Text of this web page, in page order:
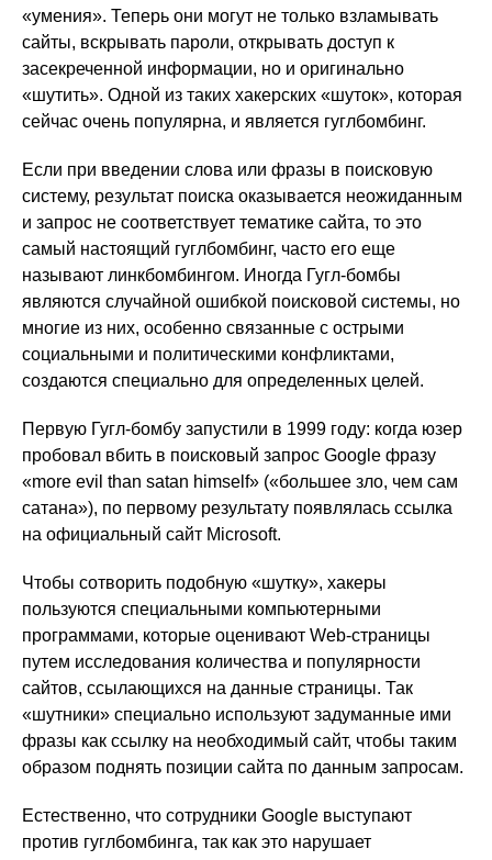
«умения». Теперь они могут не только взламывать
сайты, вскрывать пароли, открывать доступ к
засекреченной информации, но и оригинально
«шутить». Одной из таких хакерских «шуток», которая
сейчас очень популярна, и является гуглбомбинг.
Если при введении слова или фразы в поисковую
систему, результат поиска оказывается неожиданным
и запрос не соответствует тематике сайта, то это
самый настоящий гуглбомбинг, часто его еще
называют линкбомбингом. Иногда Гугл-бомбы
являются случайной ошибкой поисковой системы, но
многие из них, особенно связанные с острыми
социальными и политическими конфликтами,
создаются специально для определенных целей.
Первую Гугл-бомбу запустили в 1999 году: когда юзер
пробовал вбить в поисковый запрос Google фразу
«more evil than satan himself» («большее зло, чем сам
сатана»), по первому результату появлялась ссылка
на официальный сайт Microsoft.
Чтобы сотворить подобную «шутку», хакеры
пользуются специальными компьютерными
программами, которые оценивают Web-страницы
путем исследования количества и популярности
сайтов, ссылающихся на данные страницы. Так
«шутники» специально используют задуманные ими
фразы как ссылку на необходимый сайт, чтобы таким
образом поднять позиции сайта по данным запросам.
Естественно, что сотрудники Google выступают
против гуглбомбинга, так как это нарушает